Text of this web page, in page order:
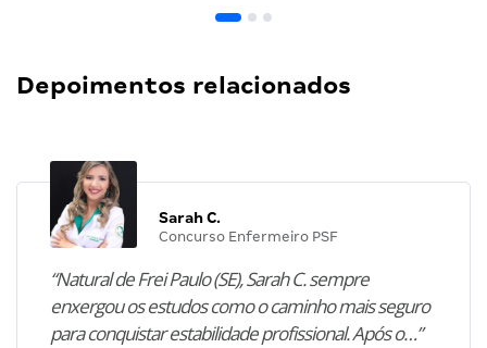
Depoimentos relacionados
Sarah C.
Concurso Enfermeiro PSF
“Natural de Frei Paulo (SE), Sarah C. sempre
enxergou os estudos como o caminho mais seguro
para conquistar estabilidade profissional. Após o…”